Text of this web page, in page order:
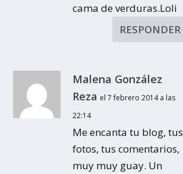
cama de verduras.Loli
RESPONDER
Malena González
Reza el 7 febrero 2014 a las
22:14
Me encanta tu blog, tus
fotos, tus comentarios,
muy muy guay. Un